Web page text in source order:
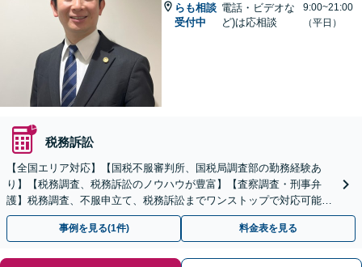
らも相談
受付中
電話・ビデオな
ど)は応相談
9:00~21:00
（平日）
税務訴訟
【全国エリア対応】【国税不服審判所、国税局調査部の勤務経験あ
り】【税務調査、税務訴訟のノウハウが豊富】【査察調査・刑事弁
護】税務調査、不服申立て、税務訴訟までワンストップで対応可能！
事業承継にも対応【休日・夜間相談可】
事例を見る(1件) 料金表を見る